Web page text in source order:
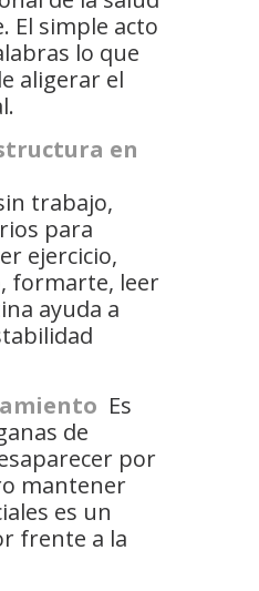
El simple acto
lo que
aligerar el
en
trabajo,
para
ejercicio,
formarte, leer
ayuda a
Es
de
por
mantener
es un
frente a la